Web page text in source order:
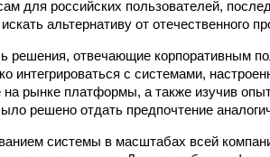
для российских пользователей,
альтернативу от отечественного
решения, отвечающие корпоративным
интегрироваться с системами,
на рынке платформы, а также изучив
решено отдать предпочтение
системы в масштабах всей